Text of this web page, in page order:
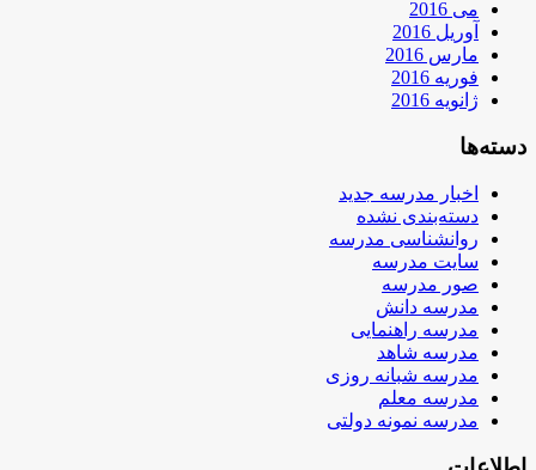
می 2016
آوریل 2016
مارس 2016
فوریه 2016
ژانویه 2016
دسته‌ها
اخبار مدرسه جدید
دسته‌بندی نشده
روانشناسی مدرسه
سایت مدرسه
صور مدرسه
مدرسه دانش
مدرسه راهنمایی
مدرسه شاهد
مدرسه شبانه روزی
مدرسه معلم
مدرسه نمونه دولتی